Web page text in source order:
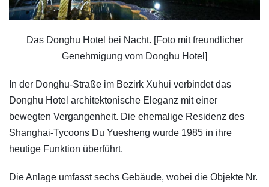
Das Donghu Hotel bei Nacht. [Foto mit freundlicher
Genehmigung vom Donghu Hotel]
In der Donghu-Straße im Bezirk Xuhui verbindet das
Donghu Hotel architektonische Eleganz mit einer
bewegten Vergangenheit. Die ehemalige Residenz des
Shanghai-Tycoons Du Yuesheng wurde 1985 in ihre
heutige Funktion überführt.
Die Anlage umfasst sechs Gebäude, wobei die Objekte Nr.